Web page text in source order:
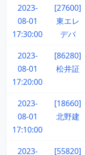
2023-
08-01
17:30:00
[27600]
東エレ
デバ
2023-
08-01
17:20:00
[86280]
松井証
2023-
08-01
17:10:00
[18660]
北野建
2023- [55820]